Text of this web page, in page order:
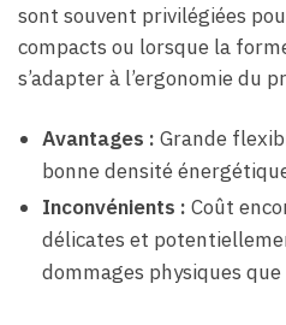
sont souvent privilégiées
compacts ou lorsque la
s’adapter à l’ergonomie du
Avantages : Grande
bonne densité
Inconvénients : Coût
délicates et
dommages physiques